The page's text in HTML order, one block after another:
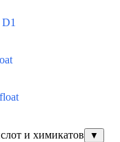
и химикатов
▼